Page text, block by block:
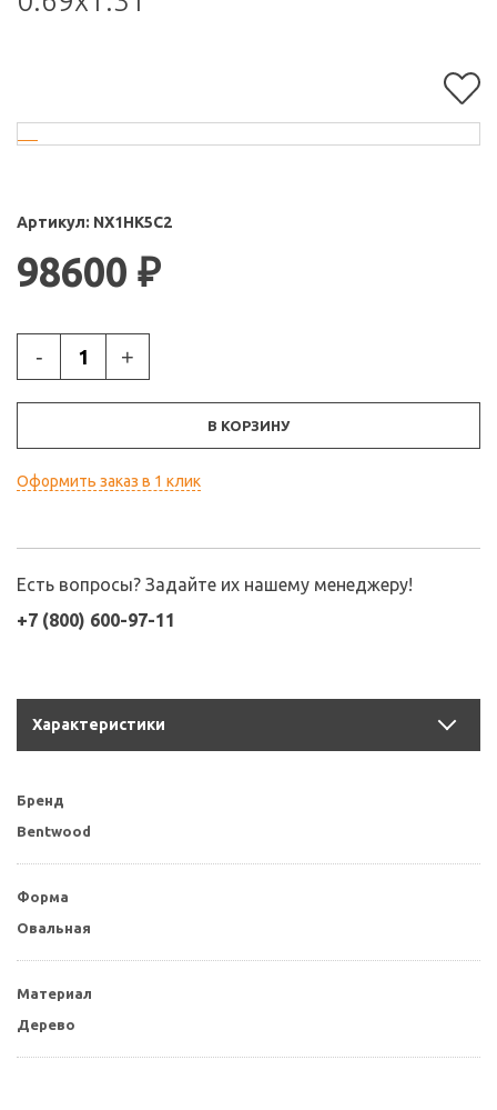
Артикул: NX1HK5C2
98600 ₽
- +
В КОРЗИНУ
Оформить заказ в 1 клик
Есть вопросы? Задайте их нашему менеджеру!
+7 (800) 600-97-11
Характеристики
Бренд
Bentwood
Форма
Овальная
Материал
Дерево